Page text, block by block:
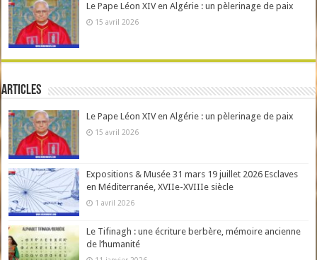
Le Pape Léon XIV en Algérie : un pèlerinage de paix
15 avril 2026
Articles
Le Pape Léon XIV en Algérie : un pèlerinage de paix
15 avril 2026
Expositions & Musée 31 mars 19 juillet 2026 Esclaves
en Méditerranée, XVIIe-XVIIIe siècle
1 avril 2026
Le Tifinagh : une écriture berbère, mémoire ancienne
de l’humanité